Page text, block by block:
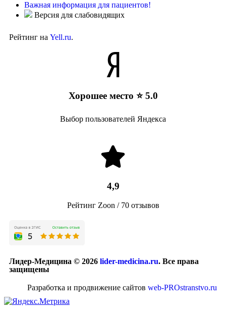
Важная информация для пациентов!
Версия для слабовидящих
Рейтинг на Yell.ru.
Хорошее место ⭐ 5.0
Выбор пользователей Яндекса
4,9
Рейтинг Zoon / 70 отзывов
Лидер-Медицина © 2026 lider-medicina.ru. Все права
защищены
Разработка и продвижение сайтов web-PROstranstvo.ru